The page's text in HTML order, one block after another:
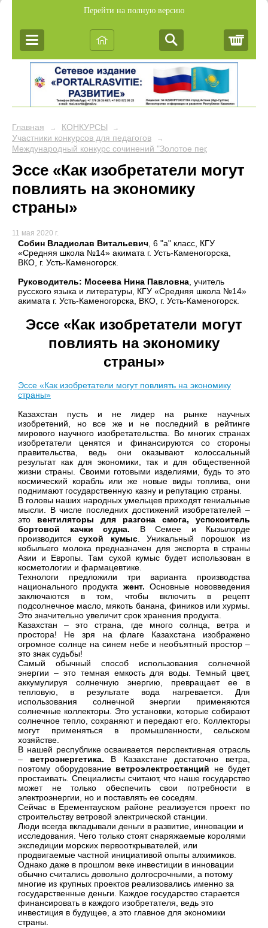
Перейти на полную версию
Главная → КОНКУРСЫ →
Участники конкурсов для педагогов →
Международный конкурс сочинений "Золотое перо"
Эссе «Как изобретатели могут
повлиять на экономику
страны»
11 мая 2020 г.
Собин Владислав Витальевич, 6 "а" класс, КГУ
«Средняя школа №14» акимата г. Усть-Каменогорска,
ВКО, г. Усть-Каменогорск.
Руководитель: Мосеева Нина Павловна, учитель
русского языка и литературы, КГУ «Средняя школа №14»
акимата г. Усть-Каменогорска, ВКО, г. Усть-Каменогорск.
Эссе «Как изобретатели могут
повлиять на экономику
страны»
Эссе «Как изобретатели могут повлиять на экономику
страны»
Казахстан пусть и не лидер на рынке научных
изобретений, но все же и не последний в рейтинге
мирового научного изобретательства. Во многих странах
изобретатели ценятся и финансируются со стороны
правительства, ведь они оказывают колоссальный
результат как для экономики, так и для общественной
жизни страны. Своими готовыми изделиями, будь то это
космический корабль или же новые виды топлива, они
поднимают государственную казну и репутацию страны.
В головы наших народных умельцев приходят гениальные
мысли. В числе последних достижений изобретателей –
это вентиляторы для разгона смога, успокоитель
бортовой качки судна. В Семее и Кызылорде
производитсясухой кумыс. Уникальный порошок из
кобыльего молока предназначен для экспорта в страны
Азии и Европы. Там сухой кумыс будет использован в
косметологии и фармацевтике.
Технологи предложили три варианта производства
национального продукта жент. Основные нововведения
заключаются в том, чтобы включить в рецепт
подсолнечное масло, мякоть банана, фиников или хурмы.
Это значительно увеличит срок хранения продукта.
Казахстан – это страна, где много солнца, ветра и
простора! Не зря на флаге Казахстана изображено
огромное солнце на синем небе и необъятный простор –
это знак судьбы!
Самый обычный способ использования солнечной
энергии – это темная емкость для воды. Темный цвет,
аккумулируя солнечную энергию, превращает ее в
тепловую, в результате вода нагревается. Для
использования солнечной энергии применяются
солнечные коллекторы. Это установки, которые собирают
солнечное тепло, сохраняют и передают его. Коллекторы
могут применяться в промышленности, сельском
хозяйстве.
В нашей республике осваивается перспективная отрасль
– ветроэнергетика. В Казахстане достаточно ветра,
поэтому оборудование ветроэлектростанций не будет
простаивать. Специалисты считают, что наше государство
может не только обеспечить свои потребности в
электроэнергии, но и поставлять ее соседям.
Сейчас в Ерементауском районе реализуется проект по
строительству ветровой электрической станции.
Люди всегда вкладывали деньги в развитие, инновации и
исследования. Чего только стоят снаряжаемые королями
экспедиции морских первооткрывателей, или
продвигаемые частной инициативой опыты алхимиков.
Однако даже в прошлом веке инвестиции в инновации
обычно считались довольно долгосрочными, а потому
многие из крупных проектов реализовались именно за
государственные деньги. Каждое государство старается
финансировать в каждого изобретателя, ведь это
инвестиция в будущее, а это главное для экономики
страны.